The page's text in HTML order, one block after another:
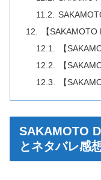
【
【
【
【
SAKAMOTO
とネタバレ感